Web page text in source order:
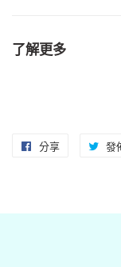
了解更多
分享
Facebook
發